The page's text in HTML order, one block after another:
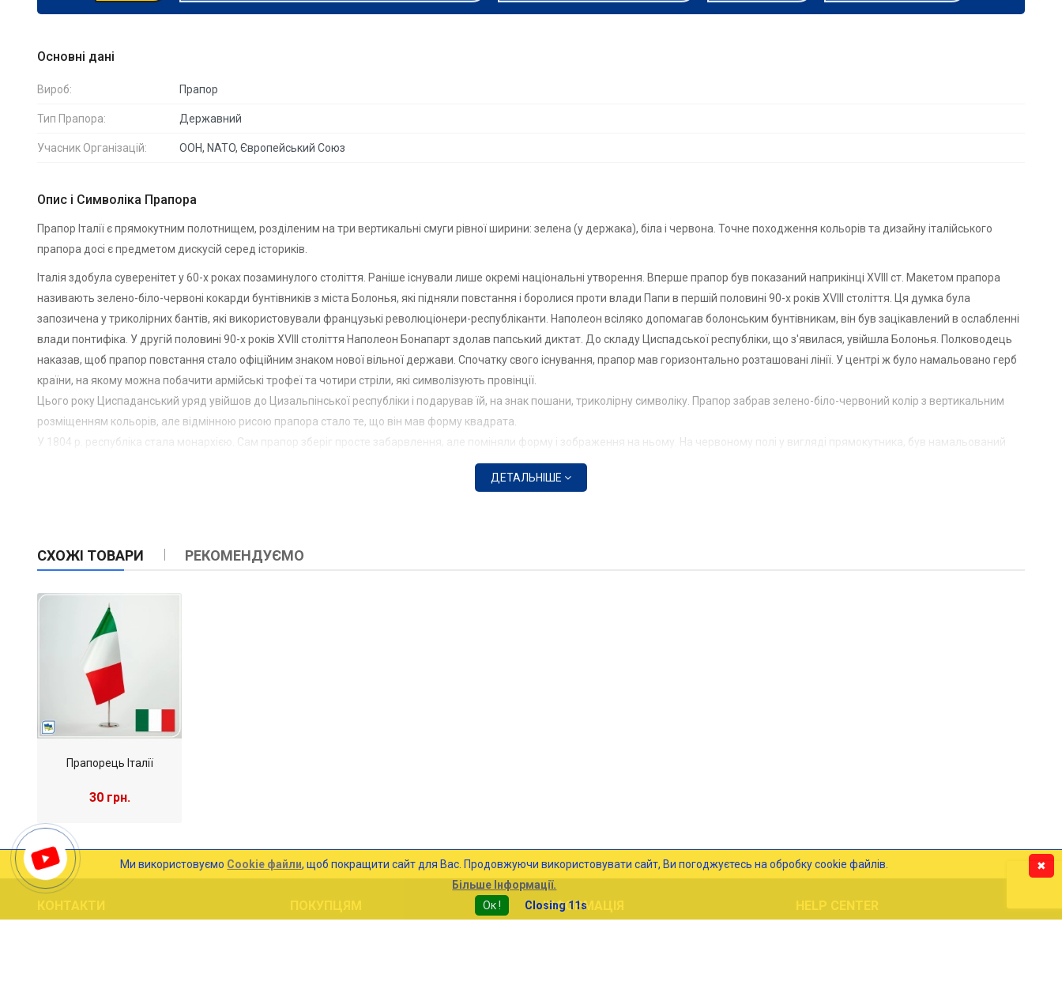
Основні дані
Вироб: Прапор
Тип Прапора: Державний
Учасник Організацій: ООН, NATO, Європейський Союз
Опис і Символіка Прапора
Прапор Італії є прямокутним полотнищем, розділеним на три вертикальні смуги рівної ширини: зелена (у держака), біла і червона. Точне походження кольорів та дизайну італійського
прапора досі є предметом дискусій серед істориків.
Італія здобула суверенітет у 60-х роках позаминулого століття. Раніше існували лише окремі національні утворення. Вперше прапор був показаний наприкінці XVIII ст. Макетом прапора
називають зелено-біло-червоні кокарди бунтівників з міста Болонья, які підняли повстання і боролися проти влади Папи в першій половині 90-х років XVIII століття. Ця думка була
запозичена у триколірних бантів, які використовували французькі революціонери-республіканти. Наполеон всіляко допомагав болонським бунтівникам, він був зацікавлений в ослабленні
влади понтифіка. У другій половині 90-х років XVIII століття Наполеон Бонапарт здолав папський диктат. До складу Циспадської республіки, що з'явилася, увійшла Болонья. Полководець
наказав, щоб прапор повстання стало офіційним знаком нової вільної держави. Спочатку свого існування, прапор мав горизонтально розташовані лінії. У центрі ж було намальовано герб
країни, на якому можна побачити армійські трофеї та чотири стріли, які символізують провінції.
Цього року Циспаданський уряд увійшов до Цизальпінської республіки і подарував їй, на знак пошани, триколірну символіку. Прапор забрав зелено-біло-червоний колір з вертикальним
розміщенням кольорів, але відмінною рисою прапора стало те, що він мав форму квадрата.
У 1804 р. республіка стала монархією. Сам прапор зберіг просте забарвлення, але поміняли форму і зображення на ньому. На червоному полі у вигляді прямокутника, був намальований
білий ромб, у якому було вписано зелений прямокутник, у якому був золотий орел Наполеона.
По закінченні того, як Наполеон Бонапарт втратив свою владу в Італії, королівство було стерте в пух і порох. Прапор припинили використовувати, але поєднання самих кольорів було
щит, на якому був намальований вертикальний хрест.
правління Муссоліні з 1943 до 1945 року на півночі Італії було створено профашистську Італійську соціалістичну республіку. Вона мала особистий прапор, це був державний триколор, на
якому було зображено чорний орел із фасціями по центру.
У 2-ій половині 40-х років XX століття було затверджено сучасний варіант прапора Італії. Завдяки студентам, які підняли бунт проти папського диктату та допомоги Наполеона Бонапарта,
утворилася вільна країна Італія з неповторним прапором.
ДЕТАЛЬНІШЕ
СХОЖІ ТОВАРИ РЕКОМЕНДУЄМО
Прапорець Італії
30 грн.
КОНТАКТИ ПОКУПЦЯМ ІНФОРМАЦІЯ HELP CENTER
Ми використовуємо Cookie файли, щоб покращити сайт для Вас. Продовжуючи використовувати сайт, Ви погоджуєтесь на обробку cookie файлів.
Більше Інформації.
Ок !
Closing 10s
✖